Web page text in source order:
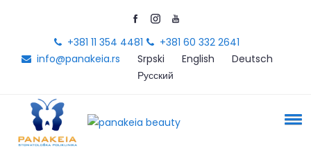
+381 11 354 4481
+381 60 332 2641
info@panakeia.rs
Srpski English
Deutsch
Русский